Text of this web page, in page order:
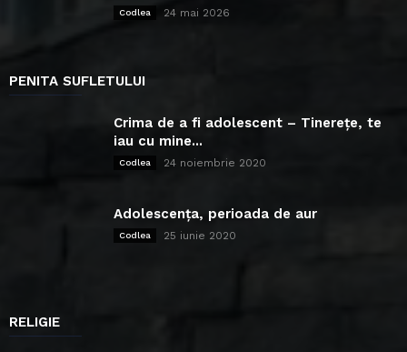
Codlea 24 mai 2026
PENITA SUFLETULUI
Crima de a fi adolescent – Tinerețe, te
iau cu mine...
Codlea 24 noiembrie 2020
Adolescența, perioada de aur
Codlea 25 iunie 2020
RELIGIE